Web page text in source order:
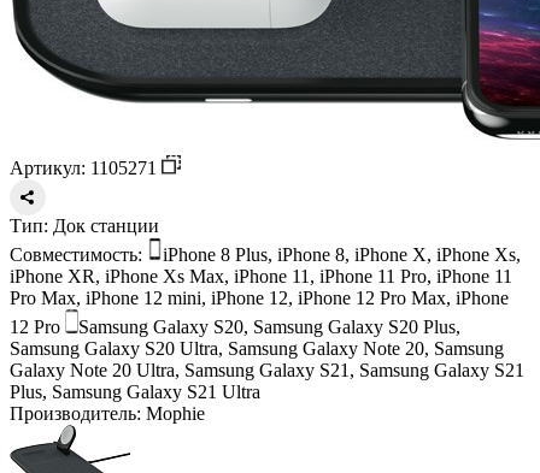
Артикул: 1105271
Тип: Док станции
Совместимость:
iPhone 8 Plus, iPhone 8, iPhone X, iPhone Xs,
iPhone XR, iPhone Xs Max, iPhone 11, iPhone 11 Pro, iPhone 11
Pro Max, iPhone 12 mini, iPhone 12, iPhone 12 Pro Max, iPhone
12 Pro
Samsung Galaxy S20, Samsung Galaxy S20 Plus,
Samsung Galaxy S20 Ultra, Samsung Galaxy Note 20, Samsung
Galaxy Note 20 Ultra, Samsung Galaxy S21, Samsung Galaxy S21
Plus, Samsung Galaxy S21 Ultra
Производитель: Mophie